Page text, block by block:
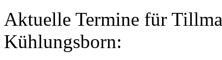
Aktuelle Termine für
Kühlungsborn: